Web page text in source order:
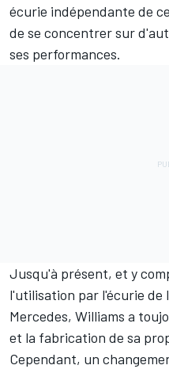
écurie indépendante de
de se concentrer sur
ses performances.
Jusqu'à présent, et y
l'utilisation par l'écurie de
Mercedes, Williams a
et la fabrication de sa
Cependant, un